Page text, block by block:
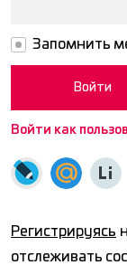
Запомнить
Войти как
Регистрируясь
отслеживать